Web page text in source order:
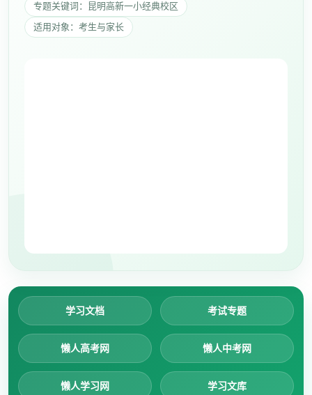
专题关键词：昆明高新一小经典校区
适用对象：考生与家长
学习文档 考试专题
懒人高考网 懒人中考网
懒人学习网 学习文库